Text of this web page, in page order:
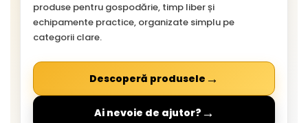
produse pentru gospodărie, timp liber și
echipamente practice, organizate simplu pe
categorii clare.
Descoperă produsele →
Ai nevoie de ajutor? →